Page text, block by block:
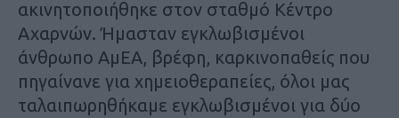
ακινητοποιήθηκε στον σταθμό Κέντρο
Αχαρνών. Ήμασταν εγκλωβισμένοι
άνθρωπο ΑμΕΑ, βρέφη, καρκινοπαθείς που
πηγαίνανε για χημειοθεραπείες, όλοι μας
ταλαιπωρηθήκαμε εγκλωβισμένοι για δύο